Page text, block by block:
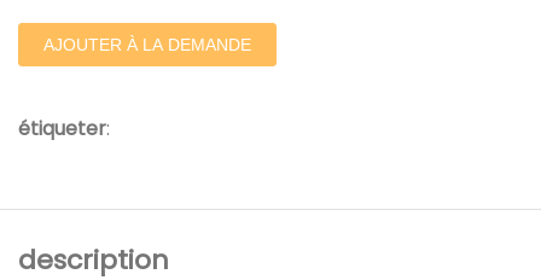
AJOUTER À LA DEMANDE
étiqueter:
description